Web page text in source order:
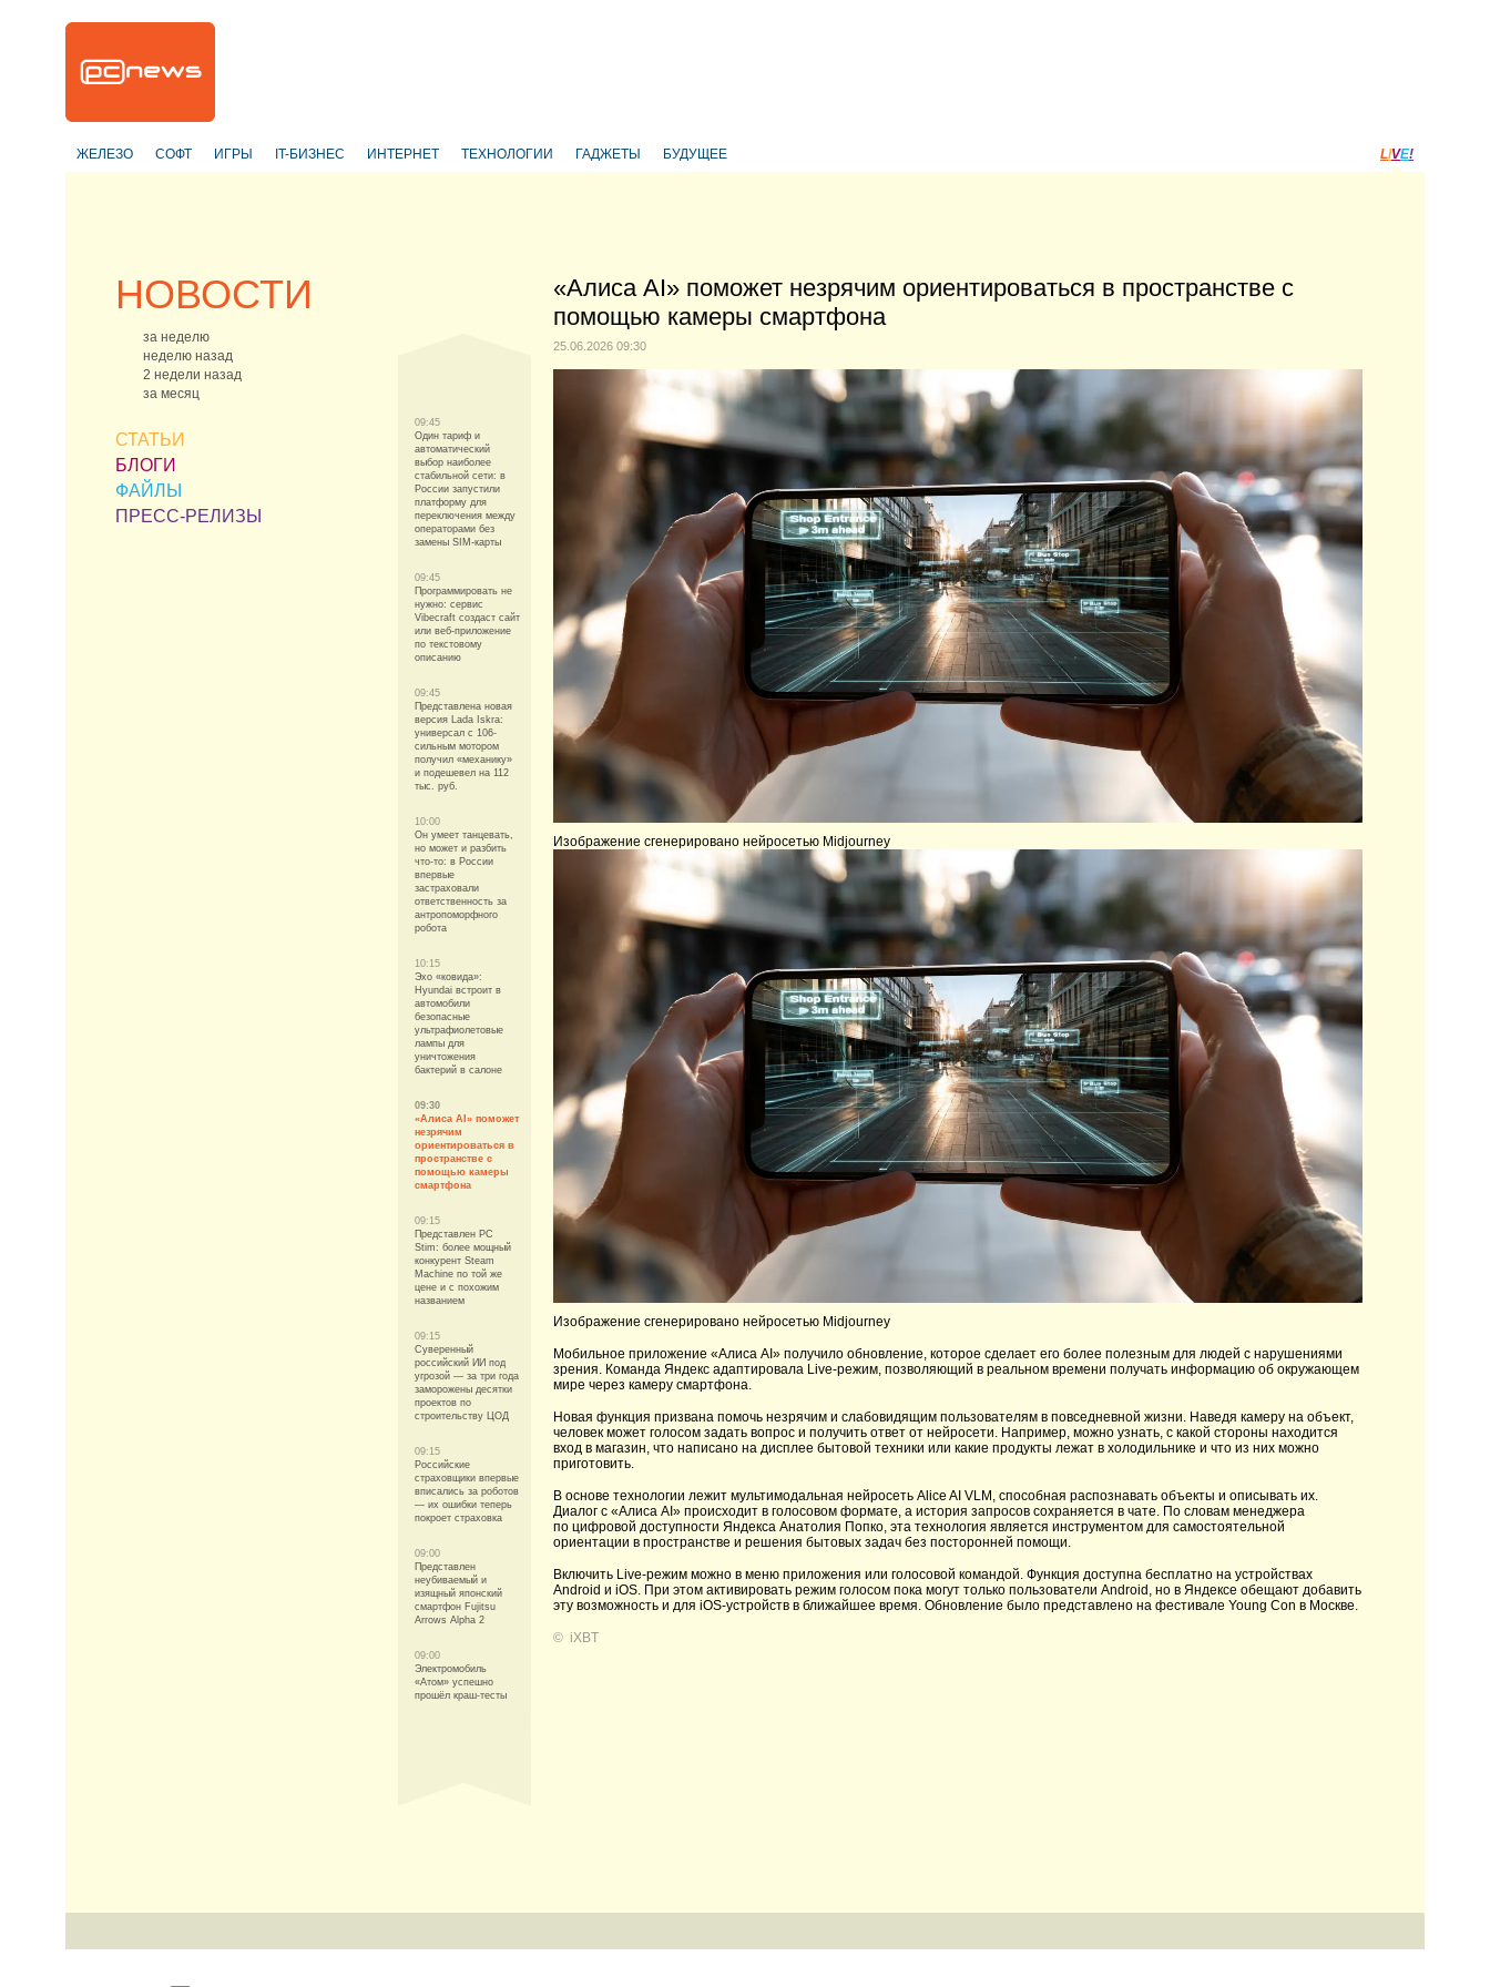
ЖЕЛЕЗО СОФТ ИГРЫ IT-БИЗНЕС ИНТЕРНЕТ ТЕХНОЛОГИИ ГАДЖЕТЫ БУДУЩЕЕ LIVE!
НОВОСТИ
за неделю
неделю назад
2 недели назад
за месяц
СТАТЬИ
БЛОГИ
ФАЙЛЫ
ПРЕСС-РЕЛИЗЫ
09:45
Один тариф и
автоматический
выбор наиболее
стабильной сети: в
России запустили
платформу для
переключения между
операторами без
замены SIM-карты
09:45
Программировать не
нужно: сервис
Vibecraft создаст сайт
или веб-приложение
по текстовому
описанию
09:45
Представлена новая
версия Lada Iskra:
универсал с 106-
сильным мотором
получил «механику»
и подешевел на 112
тыс. руб.
10:00
Он умеет танцевать,
но может и разбить
что-то: в России
впервые
застраховали
ответственность за
антропоморфного
робота
10:15
Эхо «ковида»:
Hyundai встроит в
автомобили
безопасные
ультрафиолетовые
лампы для
уничтожения
бактерий в салоне
09:30
«Алиса AI» поможет
незрячим
ориентироваться в
пространстве с
помощью камеры
смартфона
09:15
Представлен PC
Stim: более мощный
конкурент Steam
Machine по той же
цене и с похожим
названием
09:15
Суверенный
российский ИИ под
угрозой — за три года
заморожены десятки
проектов по
строительству ЦОД
09:15
Российские
страховщики впервые
вписались за роботов
— их ошибки теперь
покроет страховка
09:00
Представлен
неубиваемый и
изящный японский
смартфон Fujitsu
Arrows Alpha 2
09:00
Электромобиль
«Атом» успешно
прошёл краш-тесты
«Алиса AI» поможет незрячим ориентироваться в пространстве с
помощью камеры смартфона
25.06.2026 09:30
Изображение сгенерировано нейросетью Midjourney
Изображение сгенерировано нейросетью Midjourney
Мобильное приложение «Алиса AI» получило обновление, которое сделает его более полезным для людей с нарушениями
зрения. Команда Яндекс адаптировала Live-режим, позволяющий в реальном времени получать информацию об окружающем
мире через камеру смартфона.
Новая функция призвана помочь незрячим и слабовидящим пользователям в повседневной жизни. Наведя камеру на объект,
человек может голосом задать вопрос и получить ответ от нейросети. Например, можно узнать, с какой стороны находится
вход в магазин, что написано на дисплее бытовой техники или какие продукты лежат в холодильнике и что из них можно
приготовить.
В основе технологии лежит мультимодальная нейросеть Alice AI VLM, способная распознавать объекты и описывать их.
Диалог с «Алиса AI» происходит в голосовом формате, а история запросов сохраняется в чате. По словам менеджера
по цифровой доступности Яндекса Анатолия Попко, эта технология является инструментом для самостоятельной
ориентации в пространстве и решения бытовых задач без посторонней помощи.
Включить Live-режим можно в меню приложения или голосовой командой. Функция доступна бесплатно на устройствах
Android и iOS. При этом активировать режим голосом пока могут только пользователи Android, но в Яндексе обещают добавить
эту возможность и для iOS-устройств в ближайшее время. Обновление было представлено на фестивале Young Con в Москве.
© iXBT